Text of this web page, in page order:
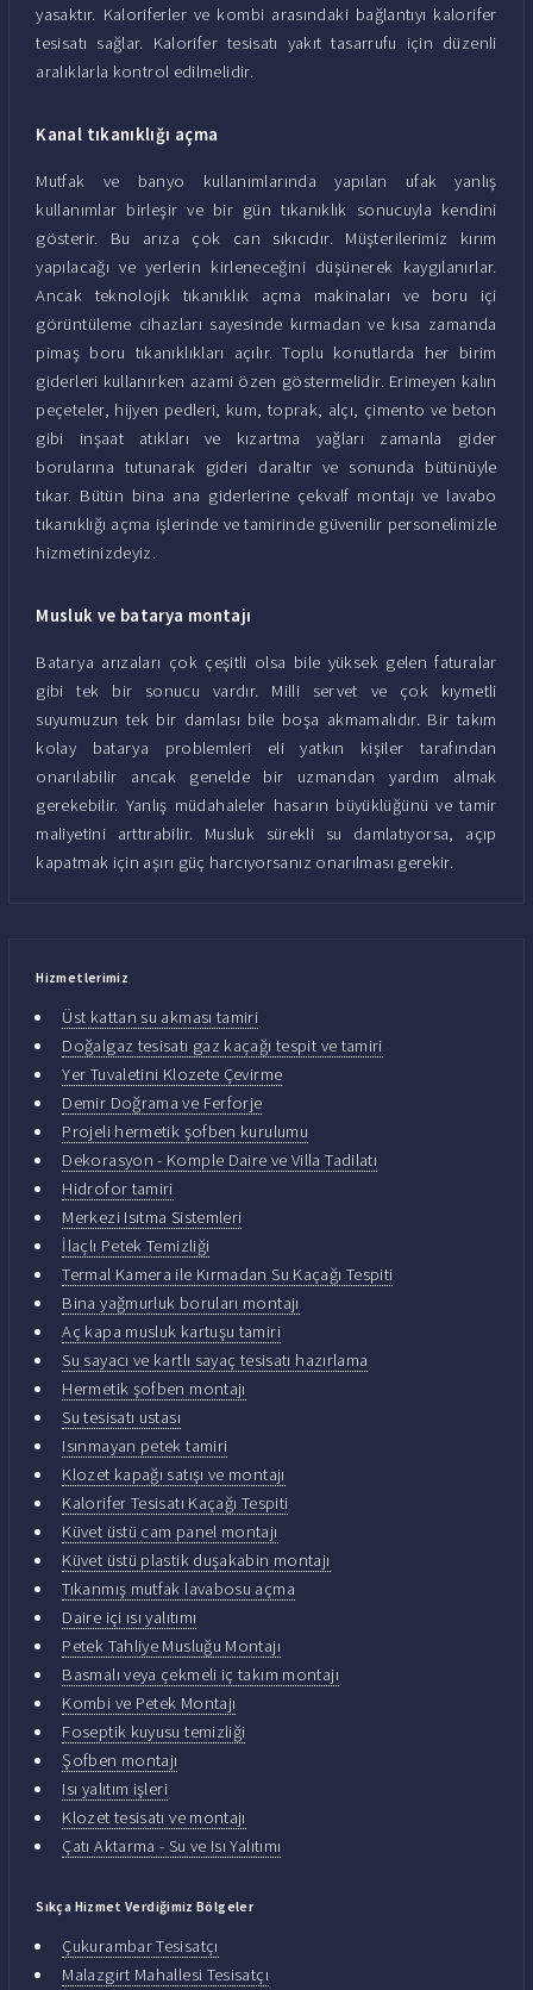
yasaktır. Kaloriferler ve kombi arasındaki bağlantıyı kalorifer
tesisatı sağlar. Kalorifer tesisatı yakıt tasarrufu için düzenli
aralıklarla kontrol edilmelidir.
Kanal tıkanıklığı açma
Mutfak ve banyo kullanımlarında yapılan ufak yanlış
kullanımlar birleşir ve bir gün tıkanıklık sonucuyla kendini
gösterir. Bu arıza çok can sıkıcıdır. Müşterilerimiz kırım
yapılacağı ve yerlerin kirleneceğini düşünerek kaygılanırlar.
Ancak teknolojik tıkanıklık açma makinaları ve boru içi
görüntüleme cihazları sayesinde kırmadan ve kısa zamanda
pimaş boru tıkanıklıkları açılır. Toplu konutlarda her birim
giderleri kullanırken azami özen göstermelidir. Erimeyen kalın
peçeteler, hijyen pedleri, kum, toprak, alçı, çimento ve beton
gibi inşaat atıkları ve kızartma yağları zamanla gider
borularına tutunarak gideri daraltır ve sonunda bütünüyle
tıkar. Bütün bina ana giderlerine çekvalf montajı ve lavabo
tıkanıklığı açma işlerinde ve tamirinde güvenilir personelimizle
hizmetinizdeyiz.
Musluk ve batarya montajı
Batarya arızaları çok çeşitli olsa bile yüksek gelen faturalar
gibi tek bir sonucu vardır. Milli servet ve çok kıymetli
suyumuzun tek bir damlası bile boşa akmamalıdır. Bir takım
kolay batarya problemleri eli yatkın kişiler tarafından
onarılabilir ancak genelde bir uzmandan yardım almak
gerekebilir. Yanlış müdahaleler hasarın büyüklüğünü ve tamir
maliyetini arttırabilir. Musluk sürekli su damlatıyorsa, açıp
kapatmak için aşırı güç harcıyorsanız onarılması gerekir.
Hizmetlerimiz
Üst kattan su akması tamiri
Doğalgaz tesisatı gaz kaçağı tespit ve tamiri
Yer Tuvaletini Klozete Çevirme
Demir Doğrama ve Ferforje
Projeli hermetik şofben kurulumu
Dekorasyon - Komple Daire ve Villa Tadilatı
Hidrofor tamiri
Merkezi Isıtma Sistemleri
İlaçlı Petek Temizliği
Termal Kamera ile Kırmadan Su Kaçağı Tespiti
Bina yağmurluk boruları montajı
Aç kapa musluk kartuşu tamiri
Su sayacı ve kartlı sayaç tesisatı hazırlama
Hermetik şofben montajı
Su tesisatı ustası
Isınmayan petek tamiri
Klozet kapağı satışı ve montajı
Kalorifer Tesisatı Kaçağı Tespiti
Küvet üstü cam panel montajı
Küvet üstü plastik duşakabin montajı
Tıkanmış mutfak lavabosu açma
Daire içi ısı yalıtımı
Petek Tahliye Musluğu Montajı
Basmalı veya çekmeli iç takım montajı
Kombi ve Petek Montajı
Foseptik kuyusu temizliği
Şofben montajı
Isı yalıtım işleri
Klozet tesisatı ve montajı
Çatı Aktarma - Su ve Isı Yalıtımı
Sıkça Hizmet Verdiğimiz Bölgeler
Çukurambar Tesisatçı
Malazgirt Mahallesi Tesisatçı